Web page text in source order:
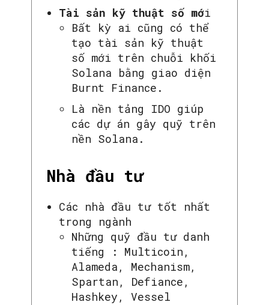
Tài sản kỹ thuật số mới
Bất kỳ ai cũng có thể
tạo tài sản kỹ thuật
số mới trên chuỗi khối
Solana bằng giao diện
Burnt Finance.
Là nền tảng IDO giúp
các dự án gây quỹ trên
nền Solana.
Nhà đầu tư
Các nhà đầu tư tốt nhất
trong ngành
Những quỹ đầu tư danh
tiếng : Multicoin,
Alameda, Mechanism,
Spartan, Defiance,
Hashkey, Vessel